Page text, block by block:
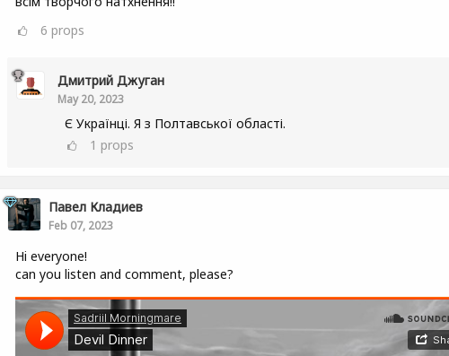
6 props
Дмитрий Джуган
May 20, 2023
Є Українці. Я з Полтавської області.
1 props
Павел Кладиев
Feb 07, 2023
Hi everyone!
can you listen and comment, please?